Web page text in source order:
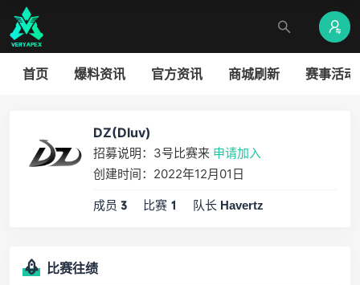
首页 爆料资讯 官方资讯 商城刷新 赛事活动
DZ(Dluv)
招募说明：3号比赛来 申请加入
创建时间：2022年12月01日
成员 3 比赛 1 队长 Havertz
比赛往绩